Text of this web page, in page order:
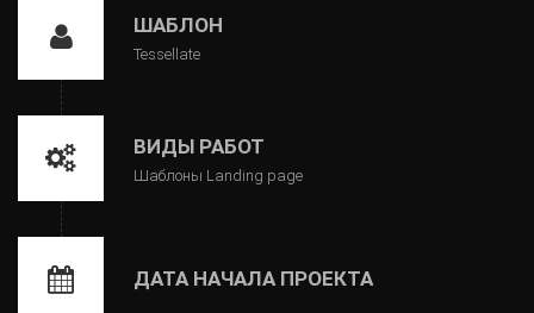
ШАБЛОН
Tessellate
ВИДЫ РАБОТ
Шаблоны Landing page
ДАТА НАЧАЛА ПРОЕКТА